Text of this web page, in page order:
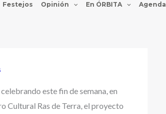
Festejos Opinión En ÓRBITA Agenda
este fin de semana, en
Cultural Ras de Terra, el proyecto